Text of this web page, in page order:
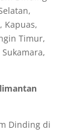
Kapuas,
Timur,
Dinding di